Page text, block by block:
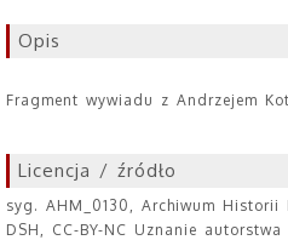
Opis
Fragment wywiadu z Andrzejem
Licencja / źródło
syg. AHM_0130, Archiwum
DSH, CC-BY-NC Uznanie